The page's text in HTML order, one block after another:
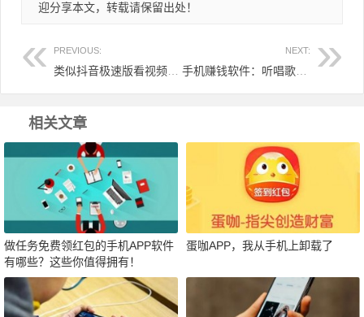
迎分享本文，转载请保留出处！
PREVIOUS: NEXT:
手机赚钱软件：听唱歌看跳舞还能领红包赚零花钱
相关文章
做任务免费领红包的手机APP软件
有哪些？这些你值得拥有！
蛋咖APP，我从手机上卸载了